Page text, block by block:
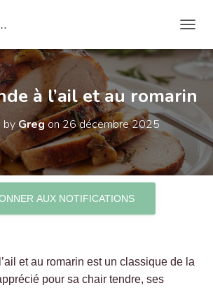
à l’ail et au romarin
by Gregon26 décembre 2025
AUX NOTIFICATIONS
et au romarin est un classique de la
pour sa chair tendre, ses